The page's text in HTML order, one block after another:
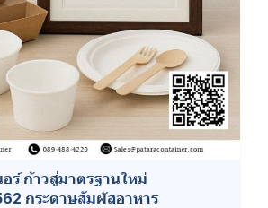
ร์ ก้าวสู่มาตรฐานใหม่
กระดาษสัมผัสอาหาร